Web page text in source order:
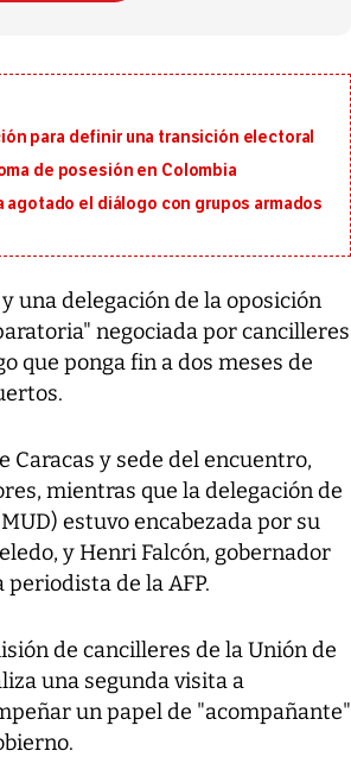
para definir una transición electoral
de posesión en Colombia
agotado el diálogo con grupos armados
una delegación de la oposición
negociada por cancilleres
que ponga fin a dos meses de
Caracas y sede del encuentro,
mientras que la delegación de
estuvo encabezada por su
y Henri Falcón, gobernador
de la AFP.
de cancilleres de la Unión de
una segunda visita a
un papel de "acompañante"
7,1 se registró este martes 28 de
emergencia de gran...